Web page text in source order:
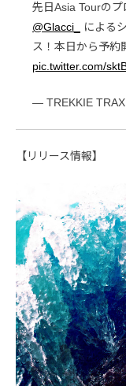
先日Asia Tourの
@Glacci_
による
ス！本日から予約
pic.twitter.com/
— TREKKIE
【リリース情報】